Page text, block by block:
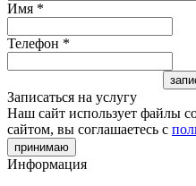
Имя *
Телефон *
Записаться на услугу
Наш сайт использует файлы
сайтом, вы соглашаетесь с
принимаю
Информация